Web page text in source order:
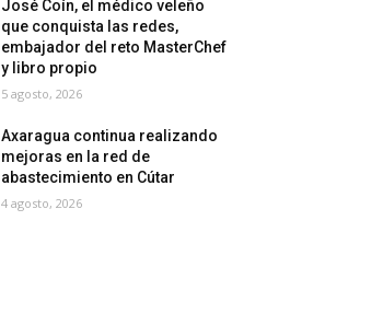
José Coín, el médico veleño
que conquista las redes,
embajador del reto MasterChef
y libro propio
5 agosto, 2026
Axaragua continua realizando
mejoras en la red de
abastecimiento en Cútar
4 agosto, 2026